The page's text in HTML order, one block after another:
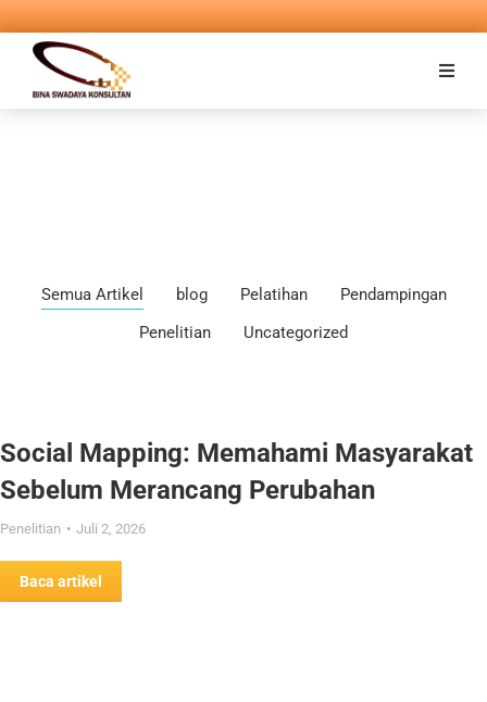
Semua Artikel blog Pelatihan
Pendampingan
Penelitian
Uncategorized
Social Mapping: Memahami Masyarakat
Sebelum Merancang Perubahan
Penelitian Juli 2, 2026
Baca artikel